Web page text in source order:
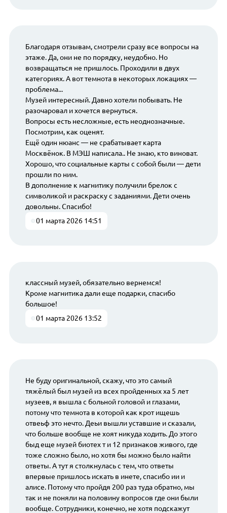
Благодаря отзывам, смотрели сразу все вопросы на
этаже. Да, они не по порядку, неудобно. Но
возвращаться не пришлось. Проходили в двух
категориях. А вот темнота в некоторых локациях —
проблема...
Музей интересный. Давно хотели побывать. Не
разочаровал и хочется вернуться.
Вопросы есть несложные, есть неоднозначные.
Посмотрим, как оценят.
Ещё один нюанс — не срабатывает карта
Москвёнок. В МЭШ написала.. Не знаю, кто виноват.
Хорошо, что социальные карты с собой были — дети
прошли по ним.
В дополнение к магнитику получили брелок с
символикой и раскраску с заданиями. Дети очень
довольны. Спасибо!
01 марта 2026 14:51
классный музей, обязательно вернемся!
Кроме магнитика дали еще подарки, спасибо
большое!
01 марта 2026 13:52
Не буду оригинальной, скажу, что это самый
тяжёлый был музей из всех пройденных ха 5 лет
музеев, я вышла с больной головой и глазами,
потому что темнота в которой как крот ищешь
отвеьф это нечто. Деьи вышли уставшие и сказали,
что больше вообще не хоят никуда ходить. До этого
быд еще музей биотех т и 12 признаков живого, где
тоже сложно было, но хотя бы можно было найти
ответы. А тут я столкнулась с тем, что ответы
впервые пришлось искать в инете, спасибо ии и
алисе. Потому что пройдя 200 раз туда обратно, мы
так и не поняли на половину вопросов где они были
вообще. Сотрудники, конечно, не хотя подскажут